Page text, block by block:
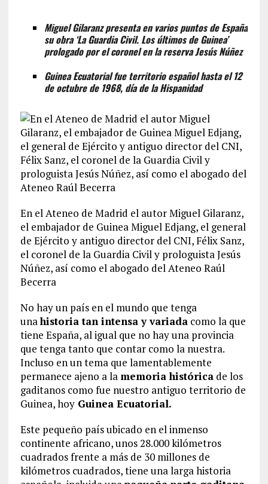
Miguel Gilaranz presenta en varios puntos de España
su obra ‘La Guardia Civil. Los últimos de Guinea’
prologado por el coronel en la reserva Jesús Núñez
Guinea Ecuatorial fue territorio español hasta el 12
de octubre de 1968, día de la Hispanidad
En el Ateneo de Madrid el autor Miguel Gilaranz,
el embajador de Guinea Miguel Edjang, el general
de Ejército y antiguo director del CNI, Félix Sanz,
el coronel de la Guardia Civil y prologuista Jesús
Núñez, así como el abogado del Ateneo Raúl
Becerra
No hay un país en el mundo que tenga
unahistoria tan intensa y variadacomo la que
tiene España, al igual que no hay una provincia
que tenga tanto que contar como la nuestra.
Incluso en un tema que lamentablemente
permanece ajeno a la memoria históricade los
gaditanos como fue nuestro antiguo territorio de
Guinea, hoyGuinea Ecuatorial.
Este pequeño país ubicado en el inmenso
continente africano, unos 28.000 kilómetros
cuadrados frente a más de 30 millones de
kilómetros cuadrados, tiene una larga historia